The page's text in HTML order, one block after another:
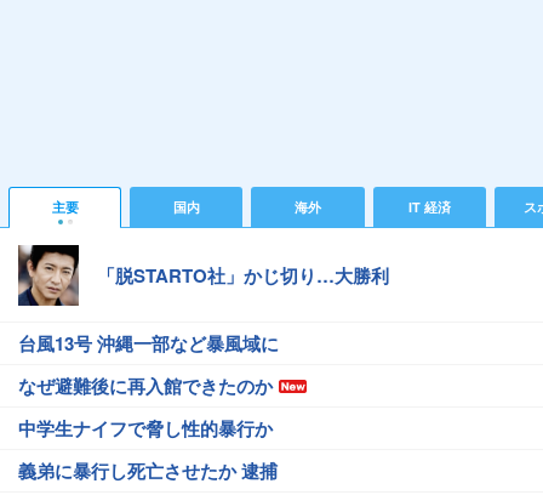
主要 国内 海外 IT 経済 ス
「脱STARTO社」かじ切り…大勝利
台風13号 沖縄一部など暴風域に
なぜ避難後に再入館できたのか
中学生ナイフで脅し性的暴行か
義弟に暴行し死亡させたか 逮捕